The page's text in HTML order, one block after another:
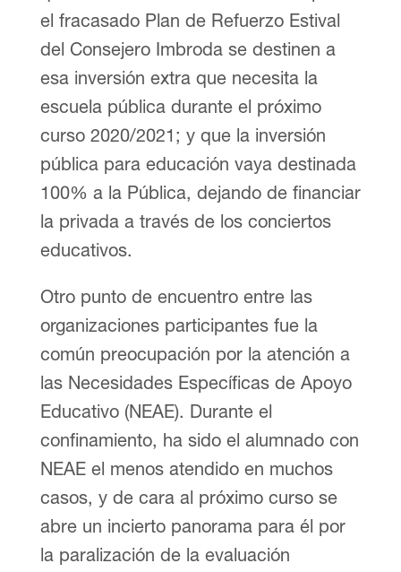
el fracasado Plan de Refuerzo Estival
del Consejero Imbroda se destinen a
esa inversión extra que necesita la
escuela pública durante el próximo
curso 2020/2021; y que la inversión
pública para educación vaya destinada
100% a la Pública, dejando de financiar
la privada a través de los conciertos
educativos.
Otro punto de encuentro entre las
organizaciones participantes fue la
común preocupación por la atención a
las Necesidades Específicas de Apoyo
Educativo (NEAE). Durante el
confinamiento, ha sido el alumnado con
NEAE el menos atendido en muchos
casos, y de cara al próximo curso se
abre un incierto panorama para él por
la paralización de la evaluación